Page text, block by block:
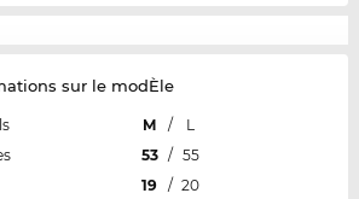
sur le modÈle
M /
L
53 / 55
19 / 20